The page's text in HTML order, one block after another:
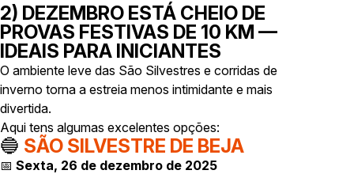
2) DEZEMBRO ESTÁ CHEIO DE
PROVAS FESTIVAS DE 10 KM —
IDEAIS PARA INICIANTES
O ambiente leve das São Silvestres e corridas de
inverno torna a estreia menos intimidante e mais
divertida.
Aqui tens algumas excelentes opções:
🔵 SÃO SILVESTRE DE BEJA
📅 Sexta, 26 de dezembro de 2025